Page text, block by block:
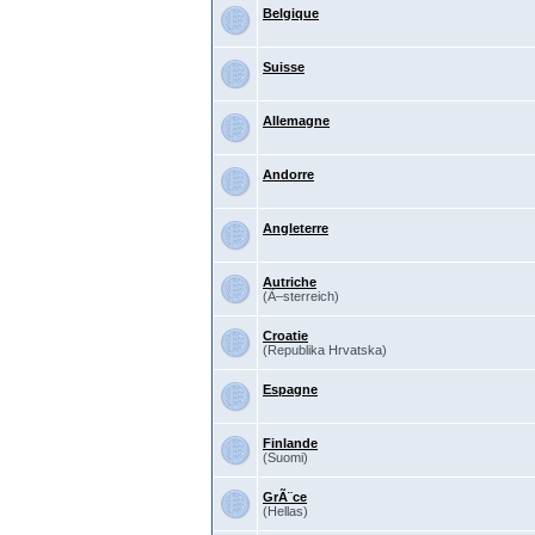
Belgique
Suisse
Allemagne
Andorre
Angleterre
Autriche
(Ã–sterreich)
Croatie
(Republika Hrvatska)
Espagne
Finlande
(Suomi)
GrÃ¨ce
(Hellas)